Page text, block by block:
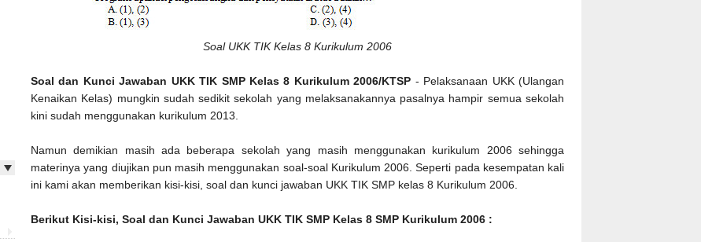
Soal UKK TIK Kelas 8 Kurikulum 2006
Soal dan Kunci Jawaban UKK TIK SMP Kelas 8 Kurikulum 2006/KTSP - Pelaksanaan UKK (Ulangan
Kenaikan Kelas) mungkin sudah sedikit sekolah yang melaksanakannya pasalnya hampir semua sekolah
kini sudah menggunakan kurikulum 2013.
Namun demikian masih ada beberapa sekolah yang masih menggunakan kurikulum 2006 sehingga
materinya yang diujikan pun masih menggunakan soal-soal Kurikulum 2006. Seperti pada kesempatan kali
ini kami akan memberikan kisi-kisi, soal dan kunci jawaban UKK TIK SMP kelas 8 Kurikulum 2006.
Berikut Kisi-kisi, Soal dan Kunci Jawaban UKK TIK SMP Kelas 8 SMP Kurikulum 2006 :